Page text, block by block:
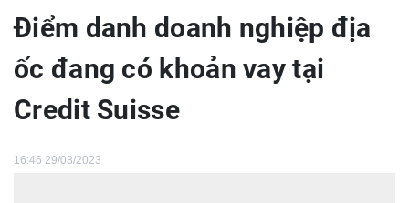
Điểm danh doanh nghiệp địa
ốc đang có khoản vay tại
Credit Suisse
16:46 29/03/2023